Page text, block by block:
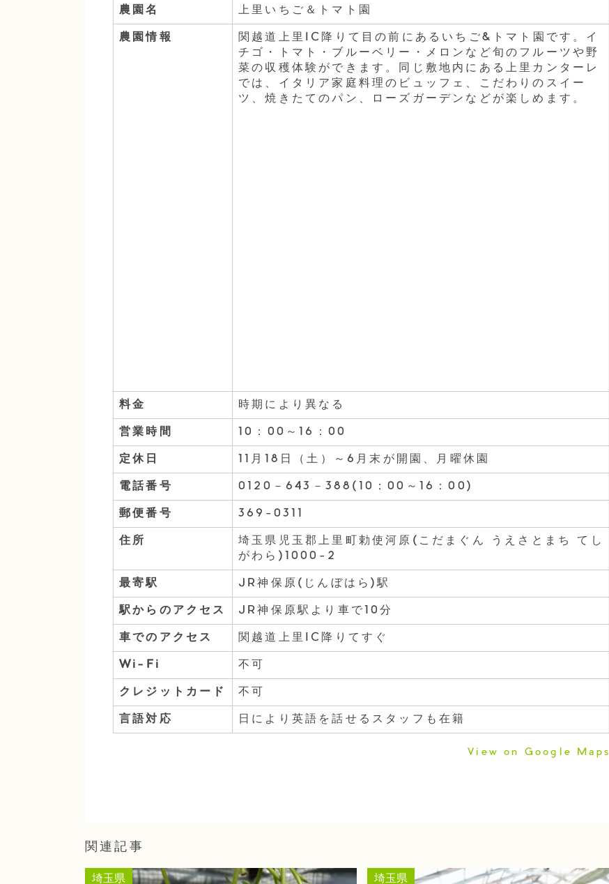
農園名 上里いちご＆トマト園
農園情報
関越道上里IC降りて目の前にあるいちご&トマト園です。イ
チゴ・トマト・ブルーベリー・メロンなど旬のフルーツや野
菜の収穫体験ができます。同じ敷地内にある上里カンターレ
では、イタリア家庭料理のビュッフェ、こだわりのスイー
ツ、焼きたてのパン、ローズガーデンなどが楽しめます。
料金 時期により異なる
営業時間 10：00～16：00
定休日 11月18日（土）～6月末が開園、月曜休園
電話番号 0120－643－388(10：00～16：00)
郵便番号 369-0311
住所
埼玉県児玉郡上里町勅使河原(こだまぐん うえさとまち てし
がわら)1000-2
最寄駅 JR神保原(じんぼはら)駅
駅からのアクセス JR神保原駅より車で10分
車でのアクセス 関越道上里IC降りてすぐ
Wi-Fi 不可
クレジットカード 不可
言語対応 日により英語を話せるスタッフも在籍
View on Google Maps
関連記事
埼玉県 埼玉県